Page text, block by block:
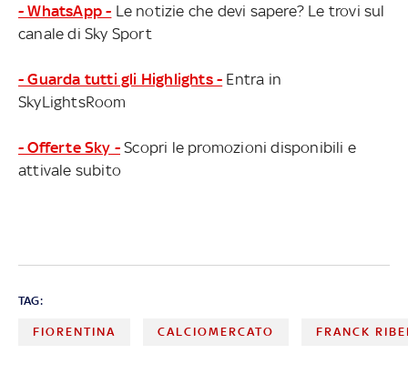
- WhatsApp - Le notizie che devi sapere? Le trovi sul
canale di Sky Sport
- Guarda tutti gli Highlights - Entra in
SkyLightsRoom
- Offerte Sky - Scopri le promozioni disponibili e
attivale subito
TAG:
FIORENTINA CALCIOMERCATO FRANCK